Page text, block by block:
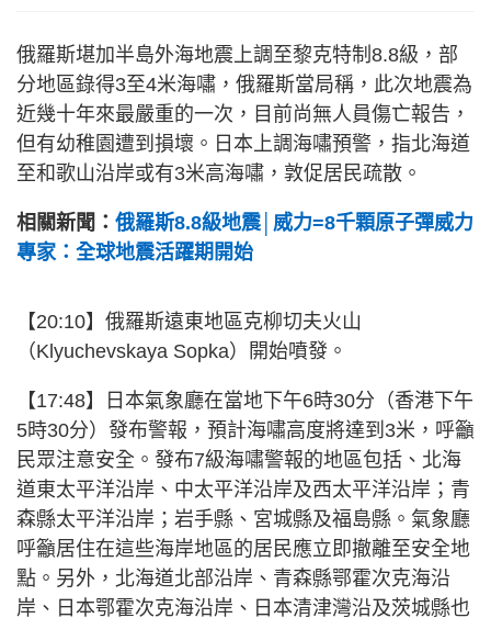
俄羅斯堪加半島外海地震上調至黎克特制8.8級，部
分地區錄得3至4米海嘯，俄羅斯當局稱，此次地震為
近幾十年來最嚴重的一次，目前尚無人員傷亡報告，
但有幼稚園遭到損壞。日本上調海嘯預警，指北海道
至和歌山沿岸或有3米高海嘯，敦促居民疏散。
相關新聞： 俄羅斯8.8級地震│威力=8千顆原子彈威力
專家：全球地震活躍期開始
【20:10】 俄羅斯遠東地區克柳切夫火山
（Klyuchevskaya Sopka）開始噴發。
【17:48】
日本氣象廳在當地下午6時30分（香港下午
5時30分）發布警報，預計海嘯高度將達到3米，呼籲
民眾注意安全。發布7級海嘯警報的地區包括、北海
道東太平洋沿岸、中太平洋沿岸及西太平洋沿岸；青
森縣太平洋沿岸；岩手縣、宮城縣及福島縣。氣象廳
呼籲居住在這些海岸地區的居民應立即撤離至安全地
點。另外，北海道北部沿岸、青森縣鄂霍次克海沿
岸、日本鄂霍次克海沿岸、日本清津灣沿及茨城縣也